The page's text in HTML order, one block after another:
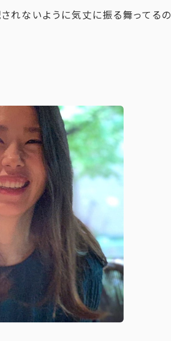
れないように気丈に振る舞ってるの